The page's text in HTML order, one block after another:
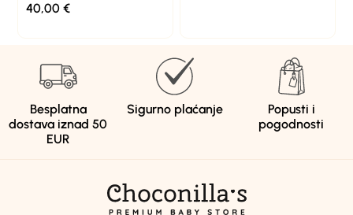
40,00€
Besplatna
dostava iznad 50
EUR
Sigurno plaćanje
Popusti i
pogodnosti